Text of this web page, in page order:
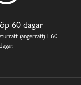
60 dagar
(ångerrätt) i 60
dagar.